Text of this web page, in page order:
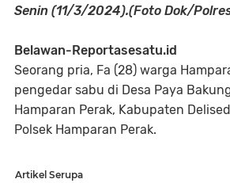
Senin (11/3/2024).(Foto Dok/
Belawan-Reportasesatu.id
Seorang pria, Fa (28) warga
pengedar sabu di Desa Paya
Hamparan Perak, Kabupaten
Polsek Hamparan Perak.
Artikel Serupa